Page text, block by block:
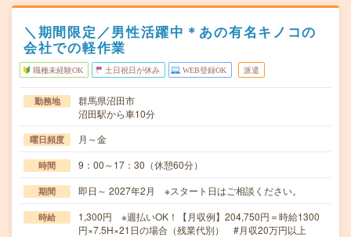
＼期間限定／男性活躍中＊あの有名キノコの
会社での軽作業
職種未経験OK 土日祝日が休み WEB登録OK 派遣
勤務地
群馬県沼田市
沼田駅から車10分
曜日頻度 月～金
時間 9：00～17：30（休憩60分）
期間 即日～ 2027年2月 ※スタート日はご相談ください。
時給
1,300円 ※週払いOK！【月収例】204,750円＝時給1300
円×7.5H×21日の場合（残業代別） #月収20万円以上